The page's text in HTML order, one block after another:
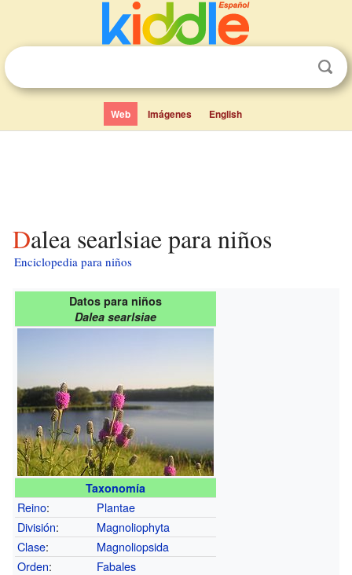
Web Imágenes English
Dalea searlsiae para niños
Enciclopedia para niños
Datos para niños
Dalea searlsiae
Taxonomía
Reino:
Plantae
División:
Magnoliophyta
Clase:
Magnoliopsida
Orden:
Fabales